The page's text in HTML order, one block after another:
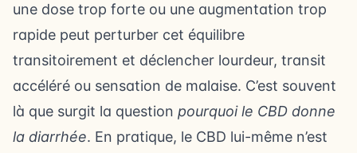
une dose trop forte ou une augmentation trop
rapide peut perturber cet équilibre
transitoirement et déclencher lourdeur, transit
accéléré ou sensation de malaise. C’est souvent
là que surgit la question pourquoi le CBD donne
la diarrhée. En pratique, le CBD lui-même n’est